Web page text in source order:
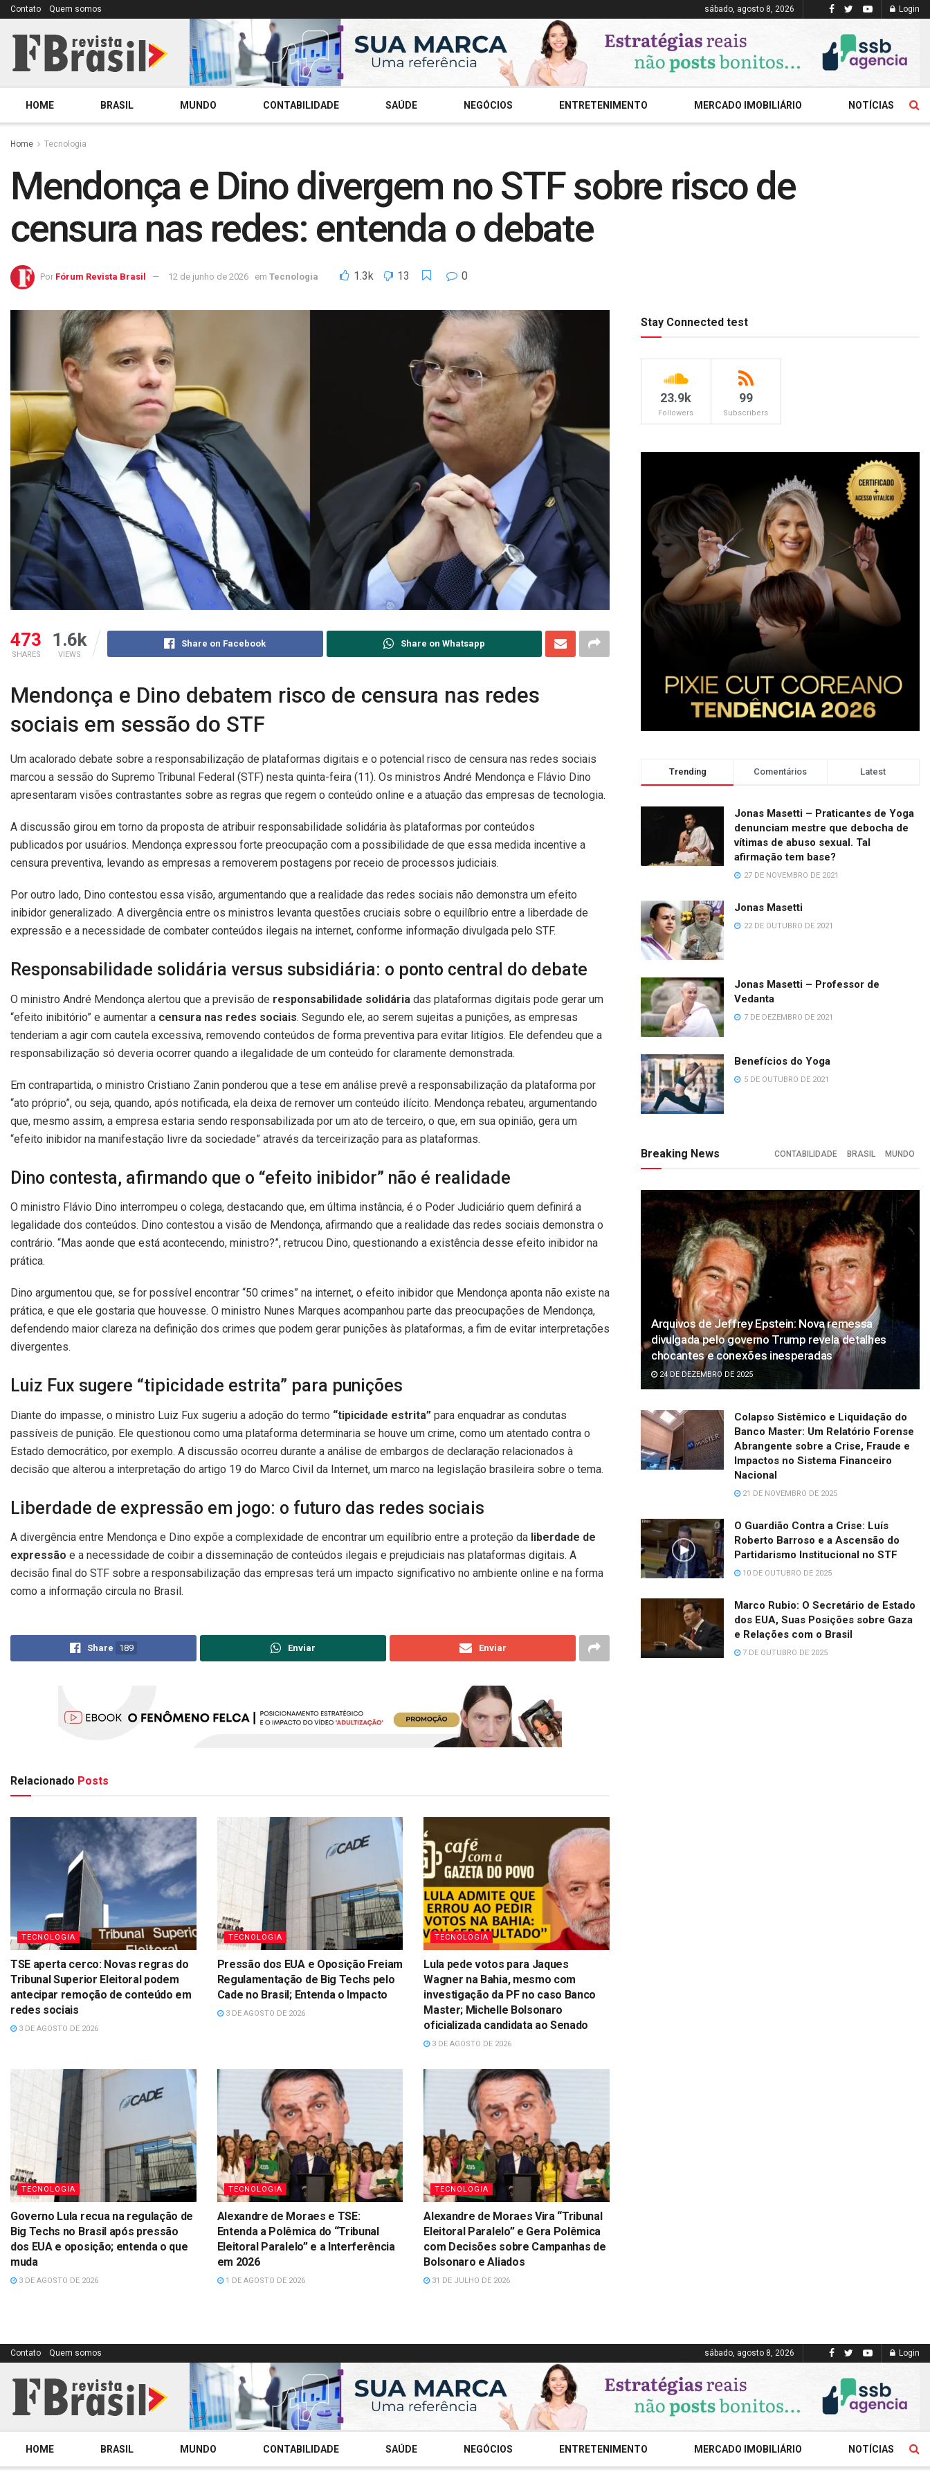
Contato Quem somos sábado, agosto 8, 2026 Login
HOME BRASIL MUNDO CONTABILIDADE SAÚDE NEGÓCIOS ENTRETENIMENTO MERCADO IMOBILIÁRIO NOTÍCIAS
Home Tecnologia
Mendonça e Dino divergem no STF sobre risco de
censura nas redes: entenda o debate
Por Fórum Revista Brasil 12 de junho de 2026 em Tecnologia 1.3k 13 0
473
SHARES
1.6k
VIEWS
Share on Facebook Share on Whatsapp
Mendonça e Dino debatem risco de censura nas redes
sociais em sessão do STF
Um acalorado debate sobre a responsabilização de plataformas digitais e o potencial risco de censura nas redes sociais
marcou a sessão do Supremo Tribunal Federal (STF) nesta quinta-feira (11). Os ministros André Mendonça e Flávio Dino
apresentaram visões contrastantes sobre as regras que regem o conteúdo online e a atuação das empresas de tecnologia.
A discussão girou em torno da proposta de atribuir responsabilidade solidária às plataformas por conteúdos
publicados por usuários. Mendonça expressou forte preocupação com a possibilidade de que essa medida incentive a
censura preventiva, levando as empresas a removerem postagens por receio de processos judiciais.
Por outro lado, Dino contestou essa visão, argumentando que a realidade das redes sociais não demonstra um efeito
inibidor generalizado. A divergência entre os ministros levanta questões cruciais sobre o equilíbrio entre a liberdade de
expressão e a necessidade de combater conteúdos ilegais na internet, conforme informação divulgada pelo STF.
Responsabilidade solidária versus subsidiária: o ponto central do debate
O ministro André Mendonça alertou que a previsão de responsabilidade solidária das plataformas digitais pode gerar um
“efeito inibitório” e aumentar a censura nas redes sociais. Segundo ele, ao serem sujeitas a punições, as empresas
tenderiam a agir com cautela excessiva, removendo conteúdos de forma preventiva para evitar litígios. Ele defendeu que a
responsabilização só deveria ocorrer quando a ilegalidade de um conteúdo for claramente demonstrada.
Em contrapartida, o ministro Cristiano Zanin ponderou que a tese em análise prevê a responsabilização da plataforma por
“ato próprio”, ou seja, quando, após notificada, ela deixa de remover um conteúdo ilícito. Mendonça rebateu, argumentando
que, mesmo assim, a empresa estaria sendo responsabilizada por um ato de terceiro, o que, em sua opinião, gera um
“efeito inibidor na manifestação livre da sociedade” através da terceirização para as plataformas.
Dino contesta, afirmando que o “efeito inibidor” não é realidade
O ministro Flávio Dino interrompeu o colega, destacando que, em última instância, é o Poder Judiciário quem definirá a
legalidade dos conteúdos. Dino contestou a visão de Mendonça, afirmando que a realidade das redes sociais demonstra o
contrário. “Mas aonde que está acontecendo, ministro?”, retrucou Dino, questionando a existência desse efeito inibidor na
prática.
Dino argumentou que, se for possível encontrar “50 crimes” na internet, o efeito inibidor que Mendonça aponta não existe na
prática, e que ele gostaria que houvesse. O ministro Nunes Marques acompanhou parte das preocupações de Mendonça,
defendendo maior clareza na definição dos crimes que podem gerar punições às plataformas, a fim de evitar interpretações
divergentes.
Luiz Fux sugere “tipicidade estrita” para punições
Diante do impasse, o ministro Luiz Fux sugeriu a adoção do termo “tipicidade estrita” para enquadrar as condutas
passíveis de punição. Ele questionou como uma plataforma determinaria se houve um crime, como um atentado contra o
Estado democrático, por exemplo. A discussão ocorreu durante a análise de embargos de declaração relacionados à
decisão que alterou a interpretação do artigo 19 do Marco Civil da Internet, um marco na legislação brasileira sobre o tema.
Liberdade de expressão em jogo: o futuro das redes sociais
A divergência entre Mendonça e Dino expõe a complexidade de encontrar um equilíbrio entre a proteção da liberdade de
expressão e a necessidade de coibir a disseminação de conteúdos ilegais e prejudiciais nas plataformas digitais. A
decisão final do STF sobre a responsabilização das empresas terá um impacto significativo no ambiente online e na forma
como a informação circula no Brasil.
Share 189 Enviar Enviar
Relacionado Posts
TECNOLOGIA
TSE aperta cerco: Novas regras do
Tribunal Superior Eleitoral podem
antecipar remoção de conteúdo em
redes sociais
3 DE AGOSTO DE 2026
TECNOLOGIA
Pressão dos EUA e Oposição Freiam
Regulamentação de Big Techs pelo
Cade no Brasil; Entenda o Impacto
3 DE AGOSTO DE 2026
TECNOLOGIA
Lula pede votos para Jaques
Wagner na Bahia, mesmo com
investigação da PF no caso Banco
Master; Michelle Bolsonaro
oficializada candidata ao Senado
3 DE AGOSTO DE 2026
TECNOLOGIA
Governo Lula recua na regulação de
Big Techs no Brasil após pressão
dos EUA e oposição; entenda o que
muda
3 DE AGOSTO DE 2026
TECNOLOGIA
Alexandre de Moraes e TSE:
Entenda a Polêmica do “Tribunal
Eleitoral Paralelo” e a Interferência
em 2026
1 DE AGOSTO DE 2026
TECNOLOGIA
Alexandre de Moraes Vira “Tribunal
Eleitoral Paralelo” e Gera Polêmica
com Decisões sobre Campanhas de
Bolsonaro e Aliados
31 DE JULHO DE 2026
Stay Connected test
23.9k
Followers
99
Subscribers
Trending Comentários Latest
Jonas Masetti – Praticantes de Yoga
denunciam mestre que debocha de
vítimas de abuso sexual. Tal
afirmação tem base?
27 DE NOVEMBRO DE 2021
Jonas Masetti
22 DE OUTUBRO DE 2021
Jonas Masetti – Professor de
Vedanta
7 DE DEZEMBRO DE 2021
Benefícios do Yoga
5 DE OUTUBRO DE 2021
Breaking News CONTABILIDADE BRASIL MUNDO
Arquivos de Jeffrey Epstein: Nova remessa
divulgada pelo governo Trump revela detalhes
chocantes e conexões inesperadas
24 DE DEZEMBRO DE 2025
Colapso Sistêmico e Liquidação do
Banco Master: Um Relatório Forense
Abrangente sobre a Crise, Fraude e
Impactos no Sistema Financeiro
Nacional
21 DE NOVEMBRO DE 2025
O Guardião Contra a Crise: Luís
Roberto Barroso e a Ascensão do
Partidarismo Institucional no STF
10 DE OUTUBRO DE 2025
Marco Rubio: O Secretário de Estado
dos EUA, Suas Posições sobre Gaza
e Relações com o Brasil
7 DE OUTUBRO DE 2025
Contato Quem somos sábado, agosto 8, 2026 Login
HOME BRASIL MUNDO CONTABILIDADE SAÚDE NEGÓCIOS ENTRETENIMENTO MERCADO IMOBILIÁRIO NOTÍCIAS